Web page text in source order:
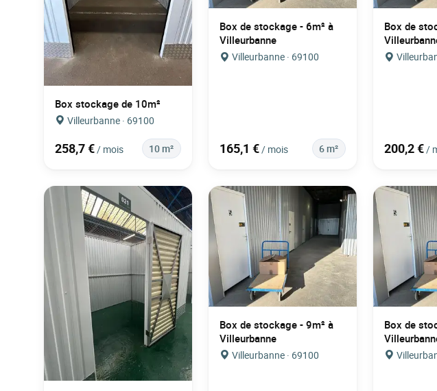
Box stockage de 10m²
Villeurbanne · 69100
258,7 €/ mois 10 m²
Box de stockage - 6m² à
Villeurbanne
Villeurbanne · 69100
165,1 €/ mois 6 m²
Box de
200,2 €/
Box de stockage - 9m² à
Villeurbanne
Villeurbanne · 69100
Box de